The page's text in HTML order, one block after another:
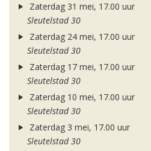
Zaterdag 31 mei, 17.00 uur
Sleutelstad 30
Zaterdag 24 mei, 17.00 uur
Sleutelstad 30
Zaterdag 17 mei, 17.00 uur
Sleutelstad 30
Zaterdag 10 mei, 17.00 uur
Sleutelstad 30
Zaterdag 3 mei, 17.00 uur
Sleutelstad 30